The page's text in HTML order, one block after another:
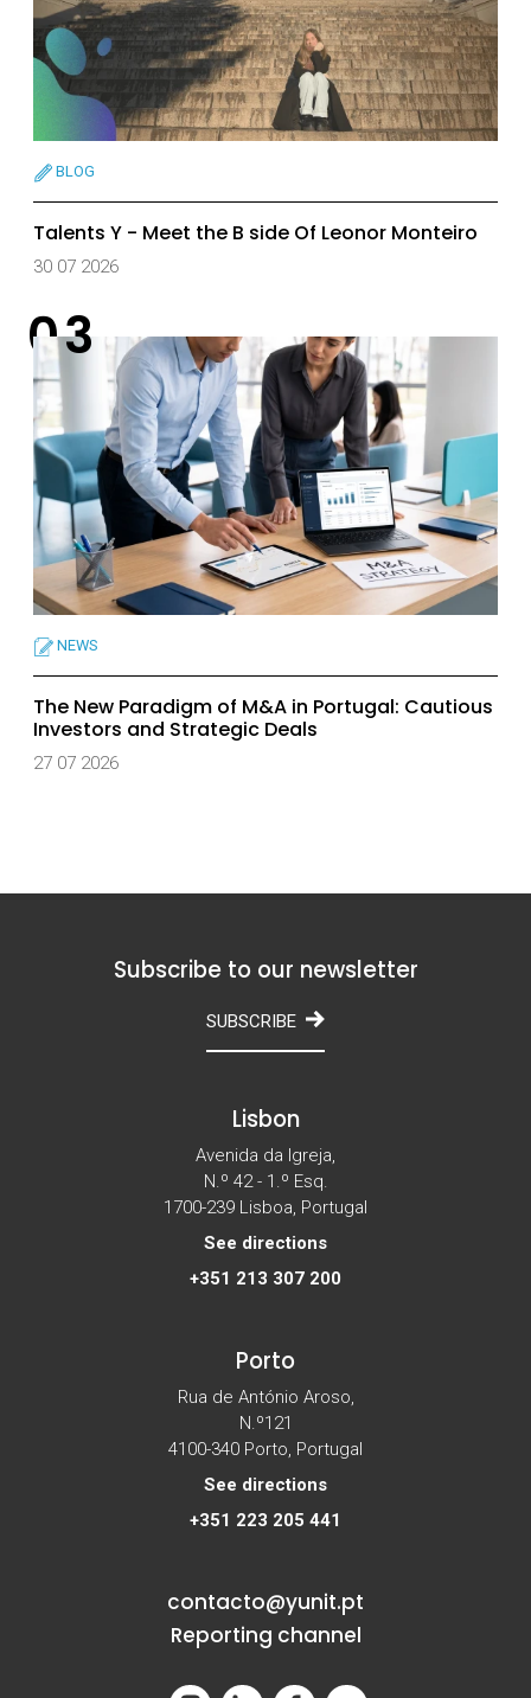
BLOG
Talents Y - Meet the B side Of Leonor Monteiro
30 07 2026
NEWS
The New Paradigm of M&A in Portugal: Cautious
Investors and Strategic Deals
27 07 2026
Subscribe to our newsletter
SUBSCRIBE
Lisbon
Avenida da Igreja,
N.º 42 - 1.º Esq.
1700-239 Lisboa, Portugal
See directions
+351 213 307 200
Porto
Rua de António Aroso,
N.º121
4100-340 Porto, Portugal
See directions
+351 223 205 441
contacto@yunit.pt
Reporting channel